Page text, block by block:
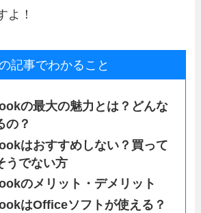
よ！
記事でわかること
の最大の魅力とは？どんな
の？
はおすすめしない？買って
うでない方
のメリット・デメリット
はOfficeソフトが使える？